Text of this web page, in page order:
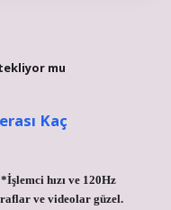
mu
Kaç
hızı ve 120Hz
ve videolar güzel.